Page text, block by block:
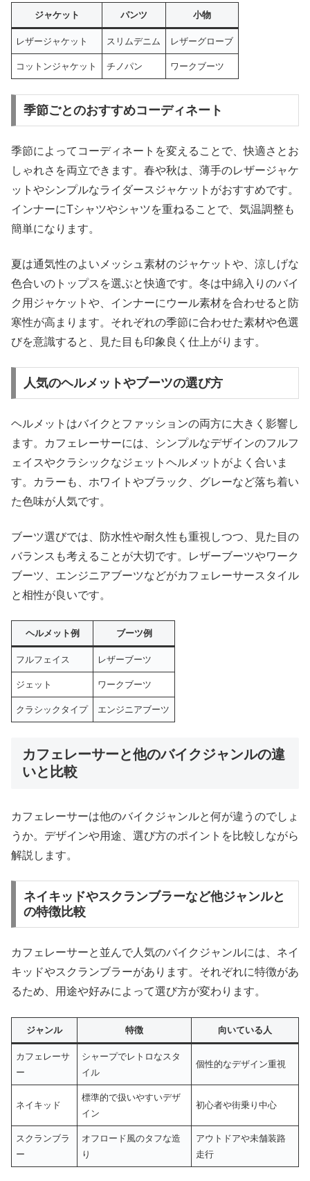
ジャケット パンツ 小物
レザージャケット スリムデニム レザーグローブ
コットンジャケット チノパン ワークブーツ
季節ごとのおすすめコーディネート
季節によってコーディネートを変えることで、快適さとお
しゃれさを両立できます。春や秋は、薄手のレザージャケ
ットやシンプルなライダースジャケットがおすすめです。
インナーにTシャツやシャツを重ねることで、気温調整も
簡単になります。
夏は通気性のよいメッシュ素材のジャケットや、涼しげな
色合いのトップスを選ぶと快適です。冬は中綿入りのバイ
ク用ジャケットや、インナーにウール素材を合わせると防
寒性が高まります。それぞれの季節に合わせた素材や色選
びを意識すると、見た目も印象良く仕上がります。
人気のヘルメットやブーツの選び方
ヘルメットはバイクとファッションの両方に大きく影響し
ます。カフェレーサーには、シンプルなデザインのフルフ
ェイスやクラシックなジェットヘルメットがよく合いま
す。カラーも、ホワイトやブラック、グレーなど落ち着い
た色味が人気です。
ブーツ選びでは、防水性や耐久性も重視しつつ、見た目の
バランスも考えることが大切です。レザーブーツやワーク
ブーツ、エンジニアブーツなどがカフェレーサースタイル
と相性が良いです。
ヘルメット例 ブーツ例
フルフェイス レザーブーツ
ジェット ワークブーツ
クラシックタイプ エンジニアブーツ
カフェレーサーと他のバイクジャンルの違
いと比較
カフェレーサーは他のバイクジャンルと何が違うのでしょ
うか。デザインや用途、選び方のポイントを比較しながら
解説します。
ネイキッドやスクランブラーなど他ジャンルと
の特徴比較
カフェレーサーと並んで人気のバイクジャンルには、ネイ
キッドやスクランブラーがあります。それぞれに特徴があ
るため、用途や好みによって選び方が変わります。
ジャンル 特徴 向いている人
カフェレーサ
ー
シャープでレトロなスタ
イル
個性的なデザイン重視
ネイキッド
標準的で扱いやすいデザ
イン
初心者や街乗り中心
スクランブラ
ー
オフロード風のタフな造
り
アウトドアや未舗装路
走行